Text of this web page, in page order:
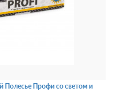
Полесье Профи со светом и